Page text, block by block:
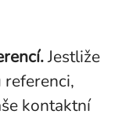
Jestliže
referenci,
kontaktní